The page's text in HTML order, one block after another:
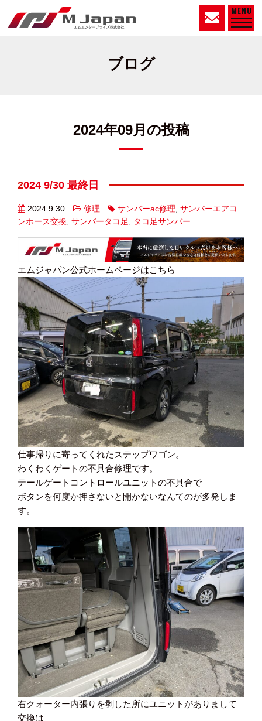
MENU
ブログ
2024年09月の投稿
2024 9/30 最終日
2024.9.30 修理 サンバーac修理, サンバーエアコ
ンホース交換, サンバータコ足 , タコ足サンバー
エムジャパン公式ホームページはこちら
仕事帰りに寄ってくれたステップワゴン。
わくわくゲートの不具合修理です。
テールゲートコントロールユニットの不具合で
ボタンを何度か押さないと開かないなんてのが多発しま
す。
右クォーター内張りを剥した所にユニットがありまして
交換は